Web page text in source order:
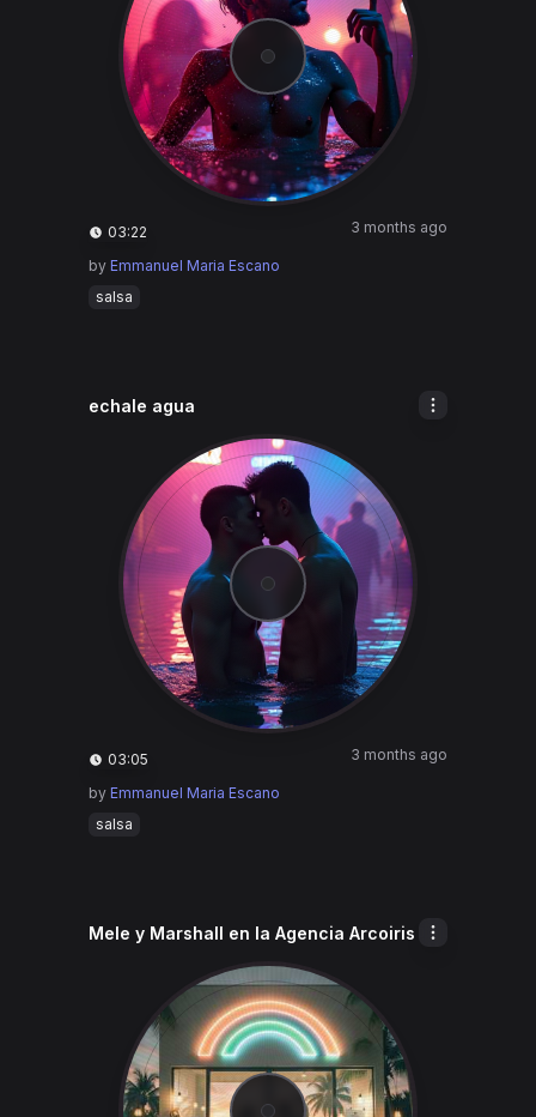
03:22 3 months ago
by Emmanuel Maria Escano
salsa
echale agua
03:05 3 months ago
by Emmanuel Maria Escano
salsa
Mele y Marshall en la Agencia Arcoiris